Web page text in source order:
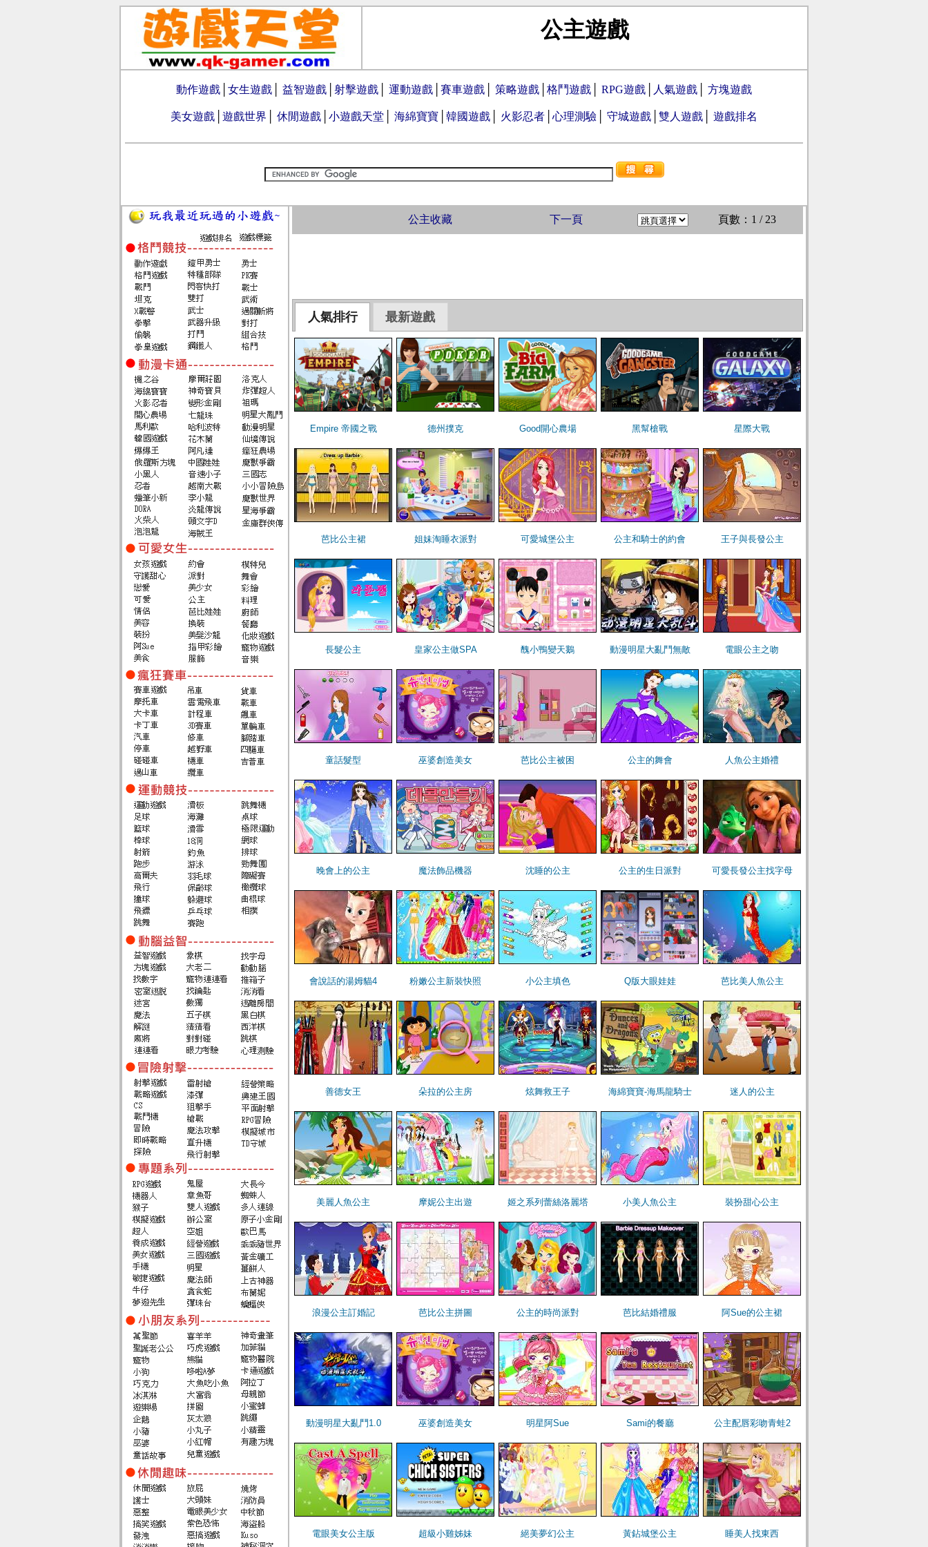
公主遊戲
動作遊戲 女生遊戲 益智遊戲 射擊遊戲 運動遊戲 賽車遊戲 策略遊戲 格鬥遊戲 RPG遊戲 人氣遊戲 方塊遊戲
美女遊戲 遊戲世界 休閒遊戲 小遊戲天堂 海綿寶寶 韓國遊戲 火影忍者 心理測驗 守城遊戲 雙人遊戲 遊戲排名
公主收藏 下一頁 頁數：1 / 23
人氣排行 最新遊戲
Empire 帝國之戰 德州撲克 Good開心農場 黑幫槍戰 星際大戰
芭比公主裙 姐妹淘睡衣派對 可愛城堡公主 公主和騎士的約會 王子與長發公主
長髮公主 皇家公主做SPA 醜小鴨變天鵝 動漫明星大亂鬥無敵 電眼公主之吻
童話髮型 巫婆創造美女 芭比公主被困 公主的舞會 人魚公主婚禮
晚會上的公主 魔法飾品機器 沈睡的公主 公主的生日派對 可愛長發公主找字母
會說話的湯姆貓4 粉嫩公主新裝快照 小公主填色 Q版大眼娃娃 芭比美人魚公主
善德女王 朵拉的公主房 炫舞救王子 海綿寶寶-海馬龍騎士 迷人的公主
美麗人魚公主 摩妮公主出遊 姬之系列蕾絲洛麗塔 小美人魚公主 裝扮甜心公主
浪漫公主訂婚記 芭比公主拼圖 公主的時尚派對 芭比結婚禮服 阿Sue的公主裙
動漫明星大亂鬥1.0 巫婆創造美女 明星阿Sue Sami的餐廳 公主配唇彩吻青蛙2
電眼美女公主版 超級小雞姊妹 絕美夢幻公主 黃鉆城堡公主 睡美人找東西